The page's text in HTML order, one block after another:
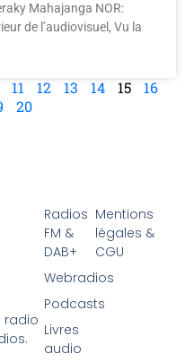
Mahajanga NOR:
de l’audiovisuel, Vu la
11 12 13 14 15
16
20
radio
Radios
FM &
DAB+
Webradios
Podcasts
Livres
audio
Mentions
légales &
CGU